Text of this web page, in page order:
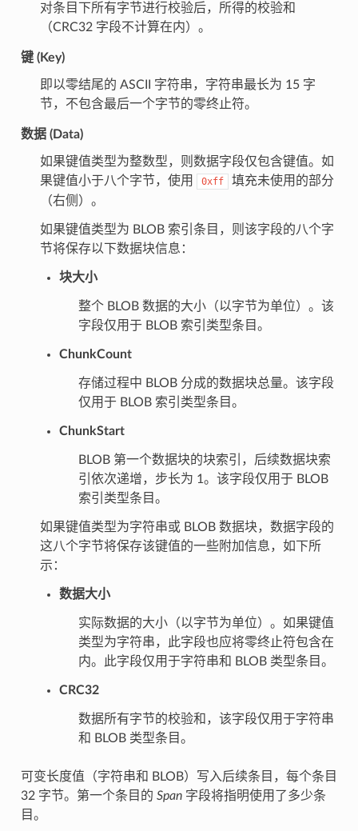
对条目下所有字节进行校验后，所得的校验和
（CRC32 字段不计算在内）。
键 (Key)
即以零结尾的 ASCII 字符串，字符串最长为 15 字
节，不包含最后一个字节的零终止符。
数据 (Data)
如果键值类型为整数型，则数据字段仅包含键值。如
果键值小于八个字节，使用
0xff
填充未使用的部分
（右侧）。
如果键值类型为 BLOB 索引条目，则该字段的八个字
节将保存以下数据块信息：
块大小
整个 BLOB 数据的大小（以字节为单位）。该
字段仅用于 BLOB 索引类型条目。
ChunkCount
存储过程中 BLOB 分成的数据块总量。该字段
仅用于 BLOB 索引类型条目。
ChunkStart
BLOB 第一个数据块的块索引，后续数据块索
引依次递增，步长为 1。该字段仅用于 BLOB
索引类型条目。
如果键值类型为字符串或 BLOB 数据块，数据字段的
这八个字节将保存该键值的一些附加信息，如下所
示：
数据大小
实际数据的大小（以字节为单位）。如果键值
类型为字符串，此字段也应将零终止符包含在
内。此字段仅用于字符串和 BLOB 类型条目。
CRC32
数据所有字节的校验和，该字段仅用于字符串
和 BLOB 类型条目。
可变长度值（字符串和 BLOB）写入后续条目，每个条目
32 字节。第一个条目的 Span字段将指明使用了多少条
目。